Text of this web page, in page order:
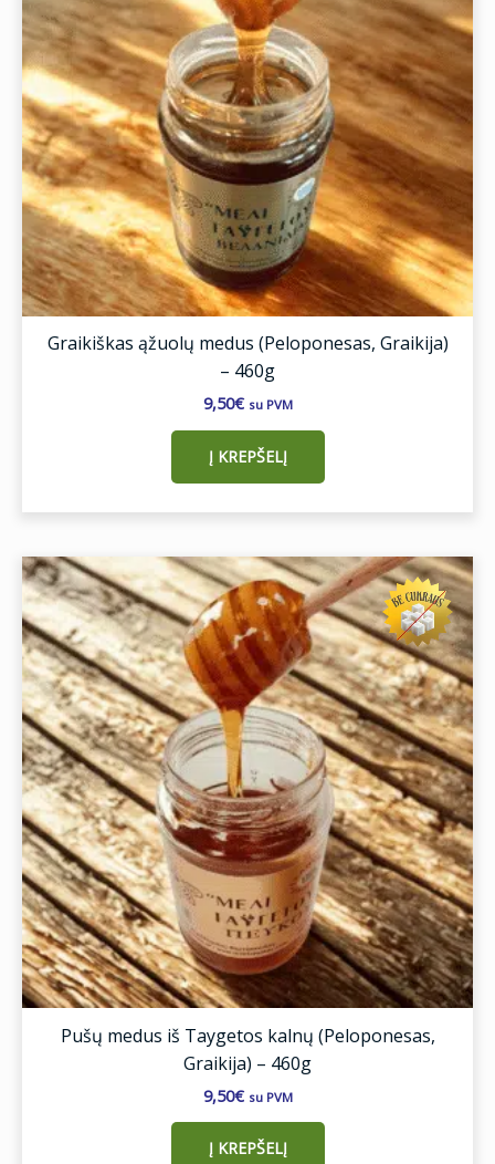
Graikiškas ąžuolų medus (Peloponesas, Graikija)
– 460g
9,50€ su PVM
Į KREPŠELĮ
Pušų medus iš Taygetos kalnų (Peloponesas,
Graikija) – 460g
9,50€ su PVM
Į KREPŠELĮ